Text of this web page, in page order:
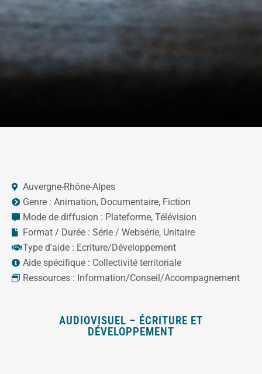
Auvergne-Rhône-Alpes
Genre : Animation, Documentaire, Fiction
Mode de diffusion : Plateforme, Télévision
Format / Durée : Série / Websérie, Unitaire
Type d'aide : Ecriture/Développement
Aide spécifique : Collectivité territoriale
Ressources : Information/Conseil/Accompagnement
AUDIOVISUEL – ÉCRITURE ET
DÉVELOPPEMENT